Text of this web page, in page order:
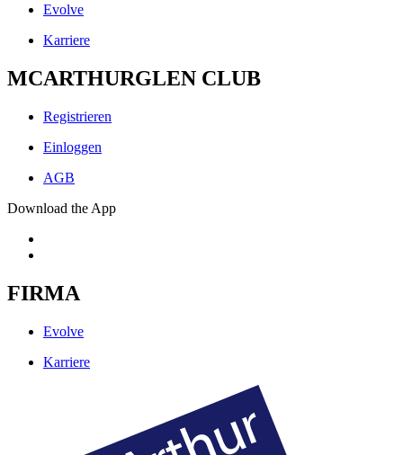
Evolve
Karriere
MCARTHURGLEN CLUB
Registrieren
Einloggen
AGB
Download the App
FIRMA
Evolve
Karriere